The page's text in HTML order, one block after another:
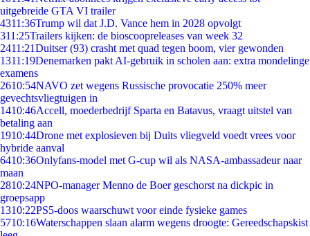
uitgebreide GTA VI trailer
4311:36Trump wil dat J.D. Vance hem in 2028 opvolgt
311:25Trailers kijken: de bioscoopreleases van week 32
2411:21Duitser (93) crasht met quad tegen boom, vier gewonden
1311:19Denemarken pakt AI-gebruik in scholen aan: extra mondelinge
examens
2610:54NAVO zet wegens Russische provocatie 250% meer
gevechtsvliegtuigen in
1410:46Accell, moederbedrijf Sparta en Batavus, vraagt uitstel van
betaling aan
1910:44Drone met explosieven bij Duits vliegveld voedt vrees voor
hybride aanval
6410:36Onlyfans-model met G-cup wil als NASA-ambassadeur naar
maan
2810:24NPO-manager Menno de Boer geschorst na dickpic in
groepsapp
1310:22PS5-doos waarschuwt voor einde fysieke games
5710:16Waterschappen slaan alarm wegens droogte: Gereedschapskist